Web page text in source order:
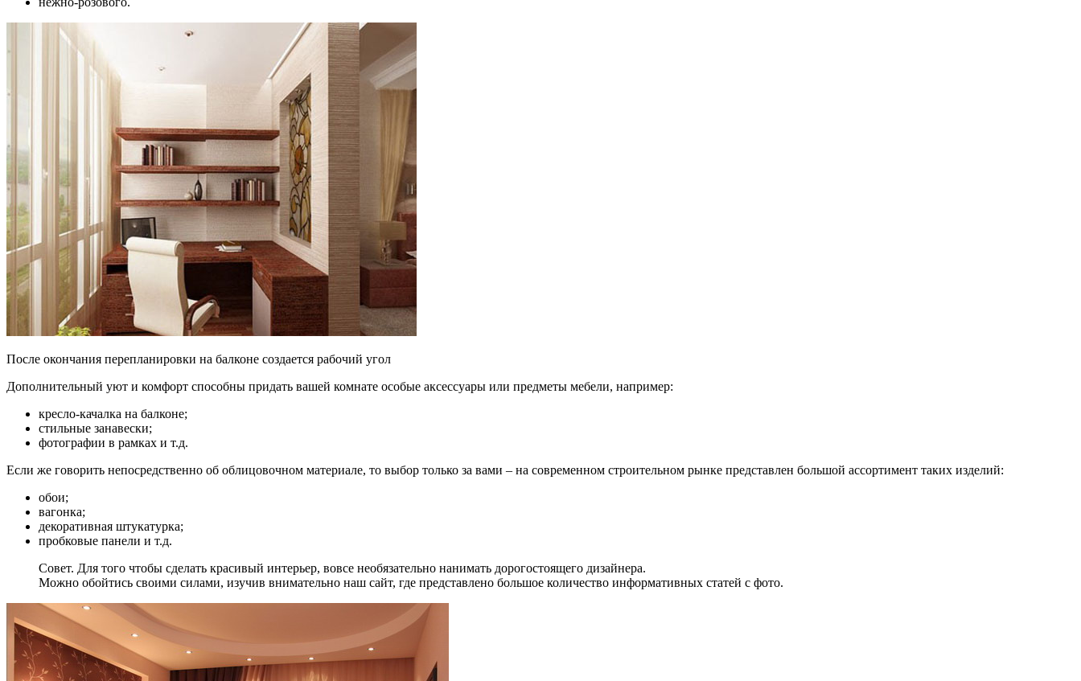
После окончания перепланировки на балконе создается рабочий угол
Дополнительный уют и комфорт способны придать вашей комнате особые аксессуары или предметы мебели, например:
кресло-качалка на балконе;
стильные занавески;
фотографии в рамках и т.д.
Если же говорить непосредственно об облицовочном материале, то выбор только за вами – на современном строительном рынке представлен большой ассортимент таких изделий:
обои;
вагонка;
декоративная штукатурка;
пробковые панели и т.д.
Совет. Для того чтобы сделать красивый интерьер, вовсе необязательно нанимать дорогостоящего дизайнера.
Можно обойтись своими силами, изучив внимательно наш сайт, где представлено большое количество информативных статей с фото.